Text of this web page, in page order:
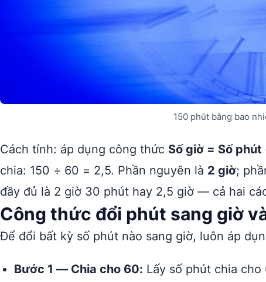
150 phút bằng bao
Cách tính: áp dụng công thức Số giờ = Số phút
chia: 150 ÷ 60 = 2,5. Phần nguyên là 2 giờ;
đầy đủ là 2 giờ 30 phút hay 2,5 giờ — cả hai
Công thức đổi phút sang giờ
Để đổi bất kỳ số phút nào sang giờ, luôn áp
Bước 1 — Chia cho 60: Lấy số phút chia